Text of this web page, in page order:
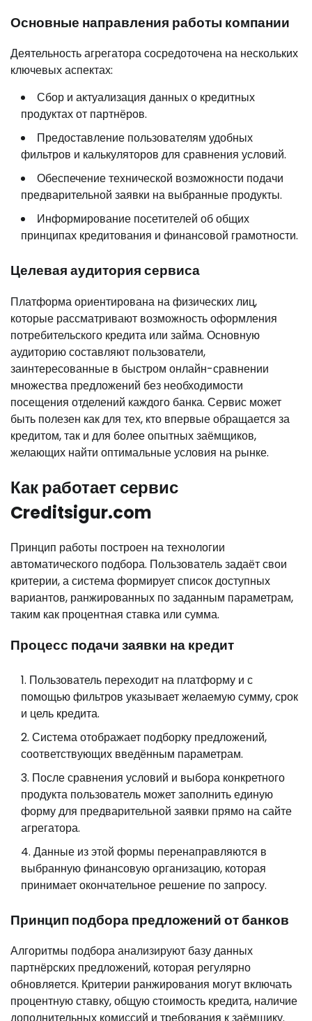
Основные направления работы компании
Деятельность агрегатора сосредоточена на нескольких
ключевых аспектах:
Сбор и актуализация данных о кредитных
продуктах от партнёров.
Предоставление пользователям удобных
фильтров и калькуляторов для сравнения условий.
Обеспечение технической возможности подачи
предварительной заявки на выбранные продукты.
Информирование посетителей об общих
принципах кредитования и финансовой грамотности.
Целевая аудитория сервиса
Платформа ориентирована на физических лиц,
которые рассматривают возможность оформления
потребительского кредита или займа. Основную
аудиторию составляют пользователи,
заинтересованные в быстром онлайн-сравнении
множества предложений без необходимости
посещения отделений каждого банка. Сервис может
быть полезен как для тех, кто впервые обращается за
кредитом, так и для более опытных заёмщиков,
желающих найти оптимальные условия на рынке.
Как работает сервис
Creditsigur.com
Принцип работы построен на технологии
автоматического подбора. Пользователь задаёт свои
критерии, а система формирует список доступных
вариантов, ранжированных по заданным параметрам,
таким как процентная ставка или сумма.
Процесс подачи заявки на кредит
Пользователь переходит на платформу и с
помощью фильтров указывает желаемую сумму, срок
и цель кредита.
Система отображает подборку предложений,
соответствующих введённым параметрам.
После сравнения условий и выбора конкретного
продукта пользователь может заполнить единую
форму для предварительной заявки прямо на сайте
агрегатора.
Данные из этой формы перенаправляются в
выбранную финансовую организацию, которая
принимает окончательное решение по запросу.
Принцип подбора предложений от банков
Алгоритмы подбора анализируют базу данных
партнёрских предложений, которая регулярно
обновляется. Критерии ранжирования могут включать
процентную ставку, общую стоимость кредита, наличие